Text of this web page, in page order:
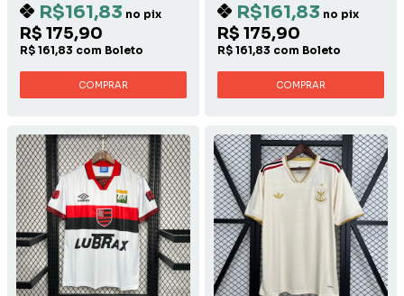
R$161,83 no pix
R$ 175,90
R$ 161,83 com Boleto
COMPRAR
R$161,83 no pix
R$ 175,90
R$ 161,83 com Boleto
COMPRAR